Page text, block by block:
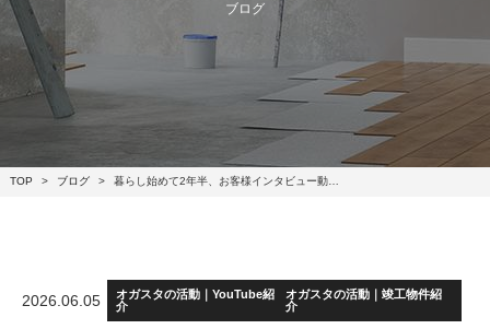
ブログ
TOP ブログ 暮らし始めて2年半、お客様インタビュー動…
2026.06.05
オガスタの活動｜YouTube紹
介
オガスタの活動｜竣工物件紹
介